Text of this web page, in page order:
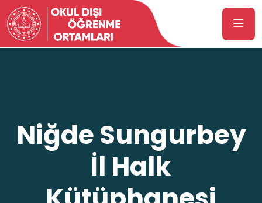
Niğde Sungurbey
İl Halk